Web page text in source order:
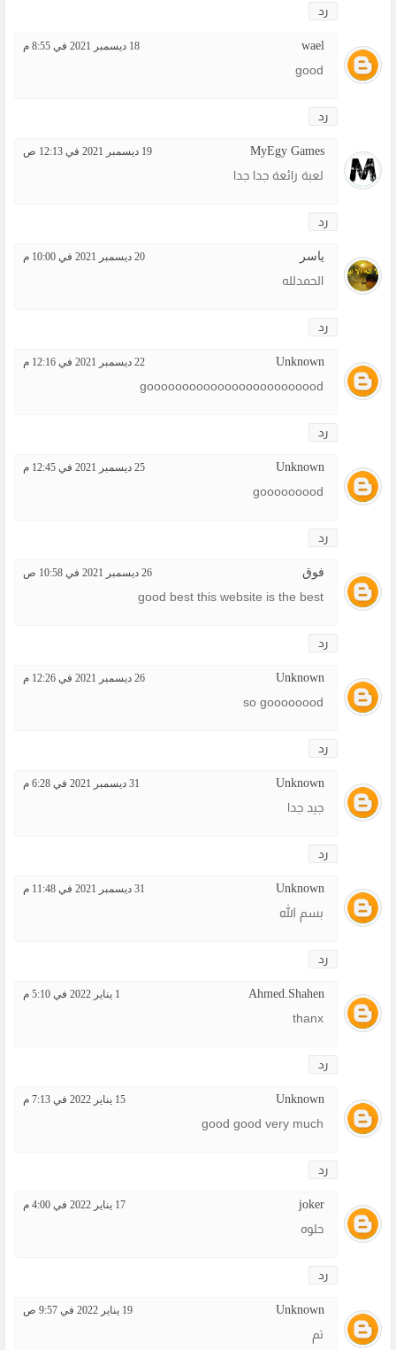
رد
wael 18 ديسمبر 2021 في 8:55 م
good
رد
MyEgy Games 19 ديسمبر 2021 في 12:13 ص
لعبة رائعة جدا جدا
رد
ياسر 20 ديسمبر 2021 في 10:00 م
الحمدلله
رد
Unknown 22 ديسمبر 2021 في 12:16 م
gooooooooooooooooooooooood
رد
Unknown 25 ديسمبر 2021 في 12:45 م
gooooooood
رد
فوق 26 ديسمبر 2021 في 10:58 ص
good best this website is the best
رد
Unknown 26 ديسمبر 2021 في 12:26 م
so goooooood
رد
Unknown 31 ديسمبر 2021 في 6:28 م
جيد جدا
رد
Unknown 31 ديسمبر 2021 في 11:48 م
بسم الله
رد
Ahmed.Shahen 1 يناير 2022 في 5:10 م
thanx
رد
Unknown 15 يناير 2022 في 7:13 م
good good very much
رد
joker 17 يناير 2022 في 4:00 م
حلوه
رد
Unknown 19 يناير 2022 في 9:57 ص
تم